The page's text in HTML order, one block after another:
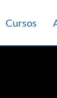
Cursos